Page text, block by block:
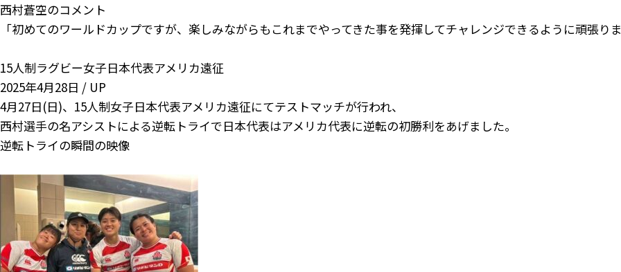
西村蒼空のコメント
「初めてのワールドカップですが、楽しみながらもこれまでやってきた事を発揮してチャレンジできるように頑張り
15人制ラグビー女子日本代表アメリカ遠征
2025年4月28日 / UP
4月27日(日)、15人制女子日本代表アメリカ遠征にてテストマッチが行われ、
西村選手の名アシストによる逆転トライで日本代表はアメリカ代表に逆転の初勝利をあげました。
逆転トライの瞬間の映像